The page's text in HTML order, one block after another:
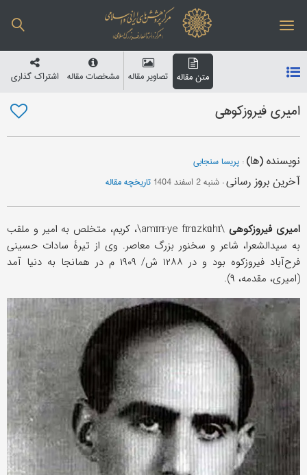
متن مقاله تصاویر مقاله مشخصات مقاله اشتراک گذاری
امیری فیروزکوهی
نویسنده (ها): پریسا سنجابی
آخرین بروز رسانی: شنبه 2 اسفند 1404 تاریخچه مقاله
امیری فیروزکوهی
\amīrī-ye fīrūzkūhī\، کریم، متخلص به امیر و ملقب
به سیدالشعرا، شاعر و سخنور بزرگ معاصر. وی از تیرۀ سادات حسینی
فرح‌آباد فیروزکوه بود و در ۱۲۸۸ ش/ ۱۹۰۹ م در همانجا به دنیا آمد
(امیری، مقدمه، ۹).